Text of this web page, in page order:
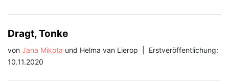
Dragt, Tonke
von Jana Mikota und Helma van Lierop
Erstveröffentlichung:
10.11.2020